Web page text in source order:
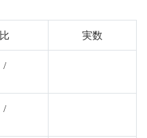
比 実数
/
/